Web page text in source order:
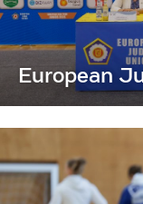
European